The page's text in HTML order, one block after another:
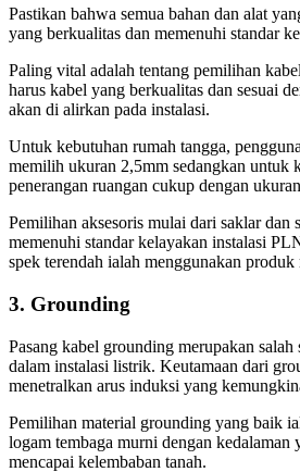
Pastikan bahwa semua bahan dan alat
yang berkualitas dan memenuhi standar
Paling vital adalah tentang pemilihan
harus kabel yang berkualitas dan sesuai
akan di alirkan pada instalasi.
Untuk kebutuhan rumah tangga,
memilih ukuran 2,5mm sedangkan untuk
penerangan ruangan cukup dengan
Pemilihan aksesoris mulai dari saklar dan
memenuhi standar kelayakan instalasi
spek terendah ialah menggunakan
3. Grounding
Pasang kabel grounding merupakan
dalam instalasi listrik. Keutamaan dari
menetralkan arus induksi yang
Pemilihan material grounding yang baik
logam tembaga murni dengan kedalaman
mencapai kelembaban tanah.